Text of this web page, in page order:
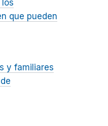
que pueden
y familiares